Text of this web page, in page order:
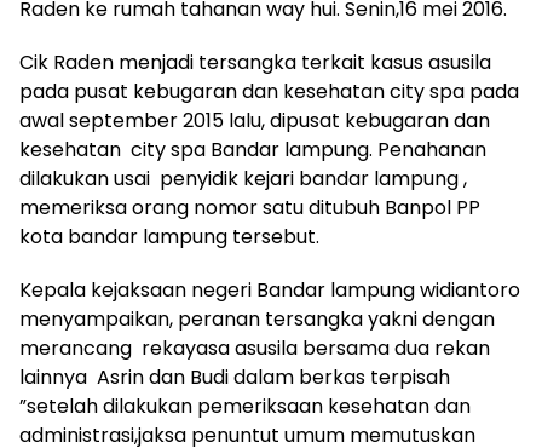
Raden ke rumah tahanan way hui. Senin,16 mei 2016.
Cik Raden menjadi tersangka terkait kasus asusila
pada pusat kebugaran dan kesehatan city spa pada
awal september 2015 lalu, dipusat kebugaran dan
kesehatan city spa Bandar lampung. Penahanan
dilakukan usai penyidik kejari bandar lampung ,
memeriksa orang nomor satu ditubuh Banpol PP
kota bandar lampung tersebut.
Kepala kejaksaan negeri Bandar lampung widiantoro
menyampaikan, peranan tersangka yakni dengan
merancang rekayasa asusila bersama dua rekan
lainnya Asrin dan Budi dalam berkas terpisah
”setelah dilakukan pemeriksaan kesehatan dan
administrasi,jaksa penuntut umum memutuskan